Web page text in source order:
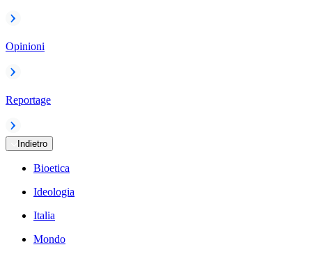
Opinioni
Reportage
Indietro
Bioetica
Ideologia
Italia
Mondo